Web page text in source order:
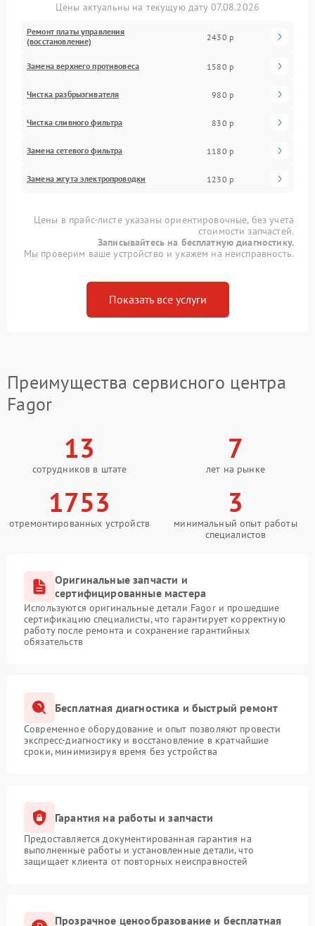
Цены актуальны на текущую дату 07.08.2026
Ремонт платы управления
(восстановление)
2430 р
Замена верхнего противовеса 1580 р
Чистка разбрызгивателя 980 р
Чистка сливного фильтра 830 р
Замена сетевого фильтра 1180 р
Замена жгута электропроводки 1230 р
Цены в прайс-листе указаны ориентировочные, без учета
стоимости запчастей.
Записывайтесь на бесплатную диагностику.
Мы проверим ваше устройство и укажем на неисправность.
Показать все услуги
Преимущества сервисного центра
Fagor
13
сотрудников в штате
7
лет на рынке
1753
отремонтированных устройств
3
минимальный опыт работы
специалистов
Оригинальные запчасти и
сертифицированные мастера
Используются оригинальные детали Fagor и прошедшие
сертификацию специалисты, что гарантирует корректную
работу после ремонта и сохранение гарантийных
обязательств
Бесплатная диагностика и быстрый ремонт
Современное оборудование и опыт позволяют провести
экспресс-диагностику и восстановление в кратчайшие
сроки, минимизируя время без устройства
Гарантия на работы и запчасти
Предоставляется документированная гарантия на
выполненные работы и установленные детали, что
защищает клиента от повторных неисправностей
Прозрачное ценообразование и бесплатная